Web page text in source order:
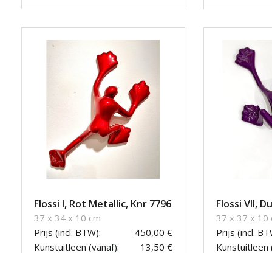
Flossi I, Rot Metallic, Knr 7796
37 x 34 x 10 cm
Prijs (incl. BTW):
450,00 €
Kunstuitleen (vanaf):
13,50 €
Flossi VII,
37 x 37 x 10
Prijs (incl.
Kunstuitleen